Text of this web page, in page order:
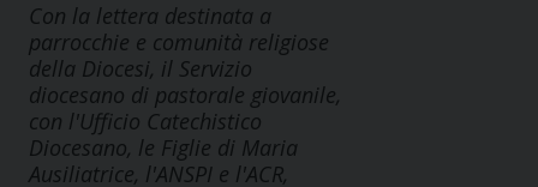
Con la lettera destinata a
parrocchie e comunità religiose
della Diocesi, il Servizio
diocesano di pastorale giovanile,
con l'Ufficio Catechistico
Diocesano, le Figlie di Maria
Ausiliatrice, l'ANSPI e l'ACR,